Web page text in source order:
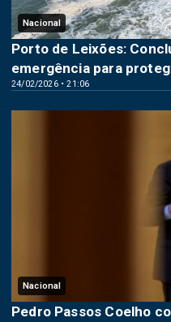
Nacional
24/02/2026 • 21:06
Porto de Leixões:
emergência para
Nacional
Pedro Passos Coelho